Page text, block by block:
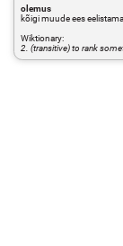
olemus
kõigi muude ees eelistama
Wiktionary:
2. (transitive) to rank